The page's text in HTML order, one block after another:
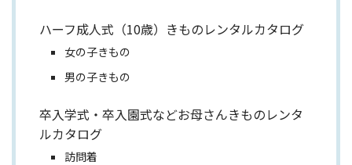
ハーフ成人式（10歳）きものレンタルカタログ
女の子きもの
男の子きもの
卒入学式・卒入園式などお母さんきものレンタ
ルカタログ
訪問着